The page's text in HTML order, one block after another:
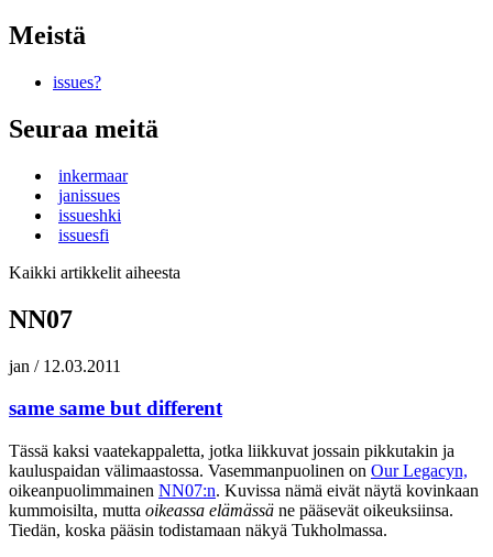
Meistä
issues?
Seuraa meitä
inkermaar
janissues
issueshki
issuesfi
Kaikki artikkelit aiheesta
NN07
jan / 12.03.2011
same same but different
Tässä kaksi vaatekappaletta, jotka liikkuvat jossain pikkutakin ja
kauluspaidan välimaastossa. Vasemmanpuolinen on Our Legacyn,
oikeanpuolimmainen NN07:n. Kuvissa nämä eivät näytä kovinkaan
kummoisilta, mutta oikeassa elämässä ne pääsevät oikeuksiinsa.
Tiedän, koska pääsin todistamaan näkyä Tukholmassa.